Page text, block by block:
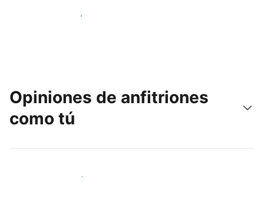
Llega a nuevos clientes hoy
Opiniones de anfitriones
como tú
Únete a anfitriones como tú